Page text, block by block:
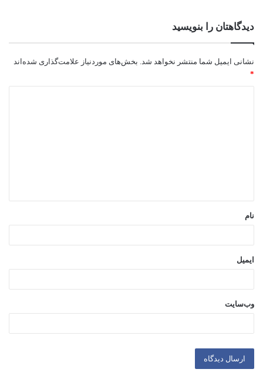
دیدگاهتان را بنویسید
نشانی ایمیل شما منتشر نخواهد شد. بخش‌های موردنیاز علامت‌گذاری شده‌اند
*
*
نام
ایمیل
وب‌سایت